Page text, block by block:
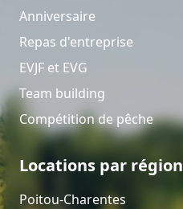
Anniversaire
Repas d'entreprise
EVJF et EVG
Team building
Compétition de pêche
Locations par région
Poitou-Charentes